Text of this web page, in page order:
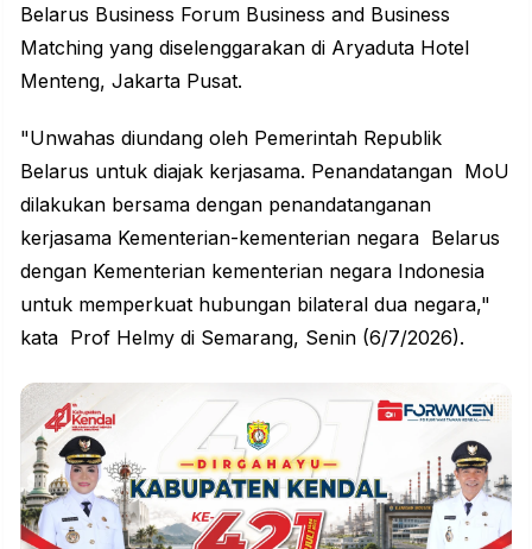
Belarus Business Forum Business and Business
Matching yang diselenggarakan di Aryaduta Hotel
Menteng, Jakarta Pusat.
"Unwahas diundang oleh Pemerintah Republik
Belarus untuk diajak kerjasama. Penandatangan MoU
dilakukan bersama dengan penandatanganan
kerjasama Kementerian-kementerian negara Belarus
dengan Kementerian kementerian negara Indonesia
untuk memperkuat hubungan bilateral dua negara,"
kata Prof Helmy di Semarang, Senin (6/7/2026).